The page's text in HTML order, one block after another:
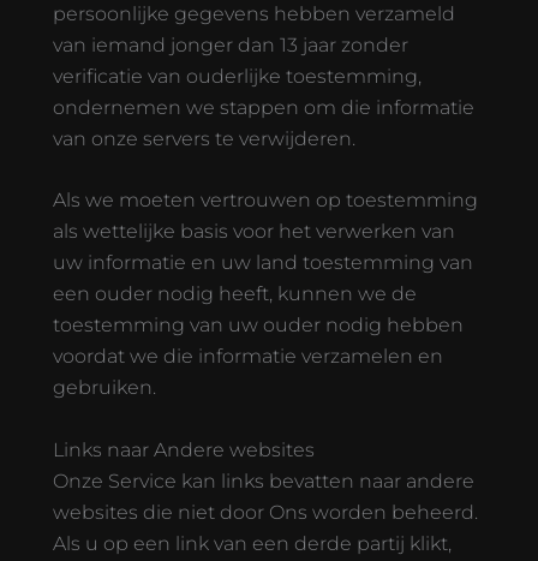
persoonlijke gegevens hebben verzameld
van iemand jonger dan 13 jaar zonder
verificatie van ouderlijke toestemming,
ondernemen we stappen om die informatie
van onze servers te verwijderen.
Als we moeten vertrouwen op toestemming
als wettelijke basis voor het verwerken van
uw informatie en uw land toestemming van
een ouder nodig heeft, kunnen we de
toestemming van uw ouder nodig hebben
voordat we die informatie verzamelen en
gebruiken.
Links naar Andere websites
Onze Service kan links bevatten naar andere
websites die niet door Ons worden beheerd.
Als u op een link van een derde partij klikt,